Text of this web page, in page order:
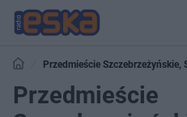
Przedmieście Szczebrzeżyńskie,
najdłuższą nazwę w Polsce?
Przedmieście